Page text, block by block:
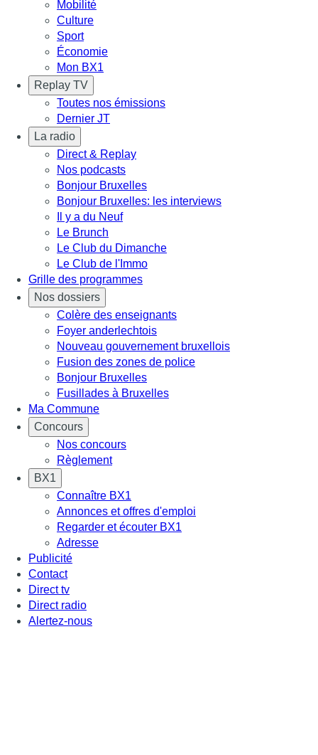
Mobilité
Culture
Sport
Économie
Mon BX1
Replay TV
Toutes nos émissions
Dernier JT
La radio
Direct & Replay
Nos podcasts
Bonjour Bruxelles
Bonjour Bruxelles: les interviews
Il y a du Neuf
Le Brunch
Le Club du Dimanche
Le Club de l'Immo
Grille des programmes
Nos dossiers
Colère des enseignants
Foyer anderlechtois
Nouveau gouvernement bruxellois
Fusion des zones de police
Bonjour Bruxelles
Fusillades à Bruxelles
Ma Commune
Concours
Nos concours
Règlement
BX1
Connaître BX1
Annonces et offres d'emploi
Regarder et écouter BX1
Adresse
Publicité
Contact
Direct tv
Direct radio
Alertez-nous